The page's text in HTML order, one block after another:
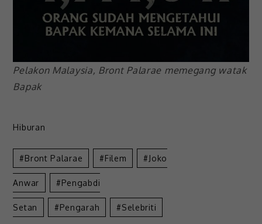
Pelakon Malaysia, Bront Palarae memegang watak
Bapak
Hiburan
Bront Palarae Filem Joko
Anwar Pengabdi
Setan Pengarah Selebriti